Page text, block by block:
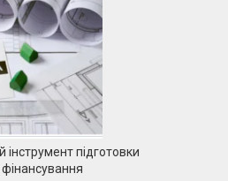
інструмент підготовки